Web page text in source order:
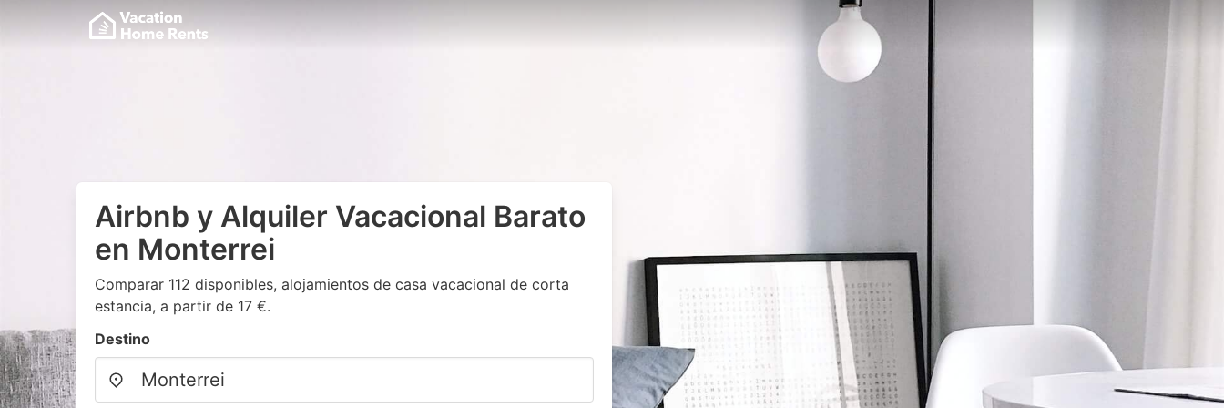
Airbnb y Alquiler Vacacional Barato
en Monterrei
Comparar 112 disponibles, alojamientos de casa vacacional de corta
estancia, a partir de 17 €.
Destino